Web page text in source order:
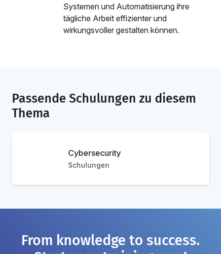
Systemen und Automatisierung ihre
tägliche Arbeit effizienter und
wirkungsvoller gestalten können.
Passende Schulungen zu diesem
Thema
Cybersecurity
Schulungen
From knowledge to success.